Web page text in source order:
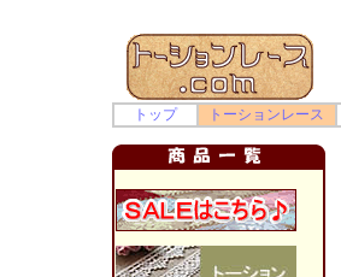
トップ
トーションレース